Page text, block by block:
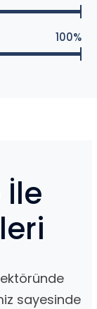
100%
sayesinde